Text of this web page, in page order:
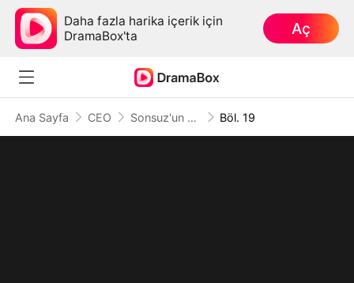
Daha fazla harika içerik için
DramaBox'ta
Aç
Ana Sayfa CEO Sonsuz'un Dönüşü: Gölgedeki Tanrı Böl. 19